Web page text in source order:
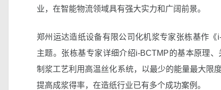
业，在智能物流领域具有强大实力和广阔前景。
郑州运达造纸设备有限公司化机浆专家张栋基作
主题。张栋基专家详细介绍i-BCTMP的基本原理
制浆工艺利用高温丝化系统，以最少的能量最大限
提高成浆得率，在造纸行业已有多个成功案例。